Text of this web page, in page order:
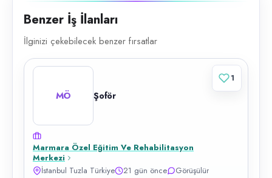
Benzer İş İlanları
İlginizi çekebilecek benzer fırsatlar
MÖ Şoför
Marmara Özel Eğitim Ve Rehabilitasyon
Merkezi
İstanbul Tuzla Türkiye
21 gün önce Görüşülür
1